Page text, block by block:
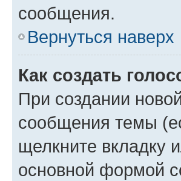
сообщения.
Вернуться наверх
Как создать
При создании
сообщения темы
щелкните вкладку
основной формой